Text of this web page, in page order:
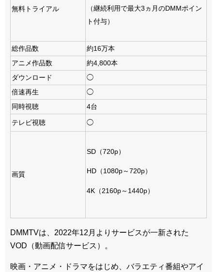
無料トライアル
（継続利用で最大3ヵ月のDMMポイン
ト付与）
総作品数
約16万本
アニメ作品数
約4,800本
ダウンロード
◯
倍速再生
◯
同時視聴
4台
テレビ視聴 ◯
画質
SD（720p）
HD（1080p～720p）
4K（2160p～1440p）
DMMTVは、2022年12月よりサービスが一新された
VOD（動画配信サービス）。
映画・アニメ・ドラマをはじめ、バラエティ番組やアイ